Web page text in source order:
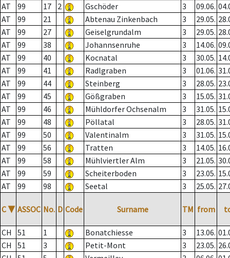
AT
99 17 2 Gschöder 3 09.06.
AT
99 21 Abtenau Zinkenbach 3 29.05.
AT
99 27 Geiselgrundalm 3 29.05.
AT
99 38 Johannsenruhe 3 14.06.
AT
99 40 Kocnatal 3 30.05.
AT
99 41 Radlgraben 3 01.06.
AT
99 44 Steinberg 3 28.05.
AT
99 45 Gößgraben 3 15.05.
AT
99 46 Mühldorfer Ochsenalm 3 31.05.
AT
99 48 Pöllatal 3 28.05.
AT
99 50 Valentinalm 3 31.05.
AT
99 56 Tratten 3 14.05.
AT
99 58 Mühlviertler Alm 3 21.05.
AT
99 59 Scheiterboden 3 23.05.
AT
99 98 Seetal 3 25.05.
C ▼ ASSOC No. D Code Surname TM from
CH 51 1 Bonatchiesse 3 13.06.
CH
51 3 Petit-Mont 3 23.05.